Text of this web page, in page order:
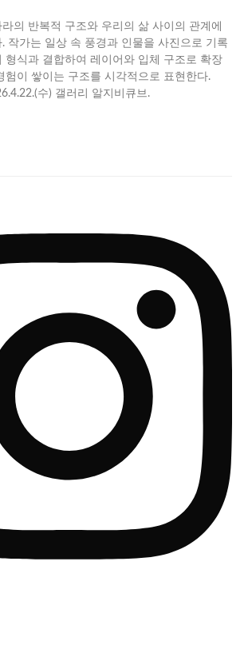
의 반복적 구조와 우리의 삶 사이의 관계에
작가는 일상 속 풍경과 인물을 사진으로 기록
형식과 결합하여 레이어와 입체 구조로 확장
험이 쌓이는 구조를 시각적으로 표현한다.
수) 갤러리 알지비큐브.